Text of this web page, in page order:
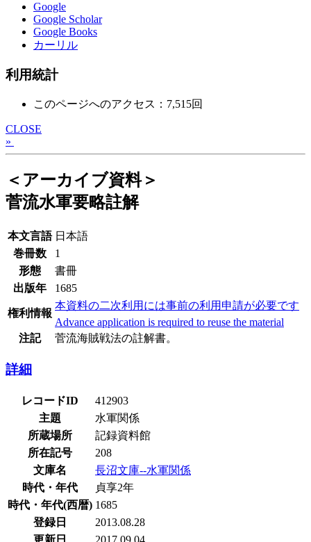
Google
Google Scholar
Google Books
カーリル
利用統計
このページへのアクセス：7,515回
CLOSE
»
＜アーカイブ資料＞
菅流水軍要略註解
本文言語 日本語
巻冊数
1
形態
書冊
出版年
1685
権利情報
本資料の二次利用には事前の利用申請が必要です
Advance application is required to reuse the material
注記
菅流海賊戦法の註解書。
詳細
レコードID
412903
主題
水軍関係
所蔵場所
記録資料館
所在記号
208
文庫名
長沼文庫--水軍関係
時代・年代
貞享2年
時代・年代(西暦) 1685
登録日
2013.08.28
更新日
2017.09.04